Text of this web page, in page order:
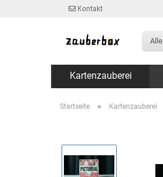
Kontakt
Alle
Kartenzauberei
Startseite » Kartenzauberei